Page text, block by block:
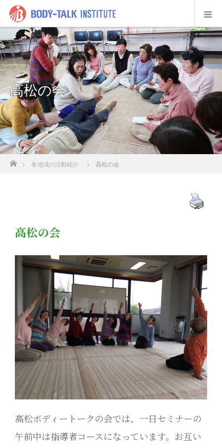
高松の会
ホーム
各地域の活動紹介 高松の会
高松の会
高松ボディートークの会では、一日セミナーの
午前中は指導者コースになっています。お互い